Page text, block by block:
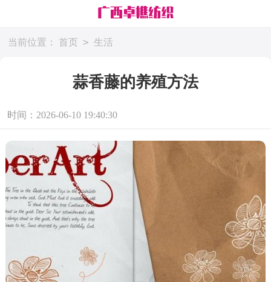
当前位置： 首页 > 生活
蒜香藤的养殖方法
时间：2026-06-10 19:40:30